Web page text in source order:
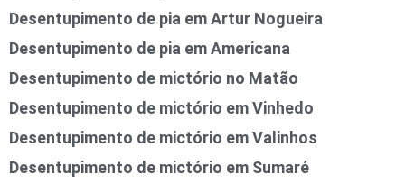
Desentupimento de pia em Artur Nogueira
Desentupimento de pia em Americana
Desentupimento de mictório no Matão
Desentupimento de mictório em Vinhedo
Desentupimento de mictório em Valinhos
Desentupimento de mictório em Sumaré